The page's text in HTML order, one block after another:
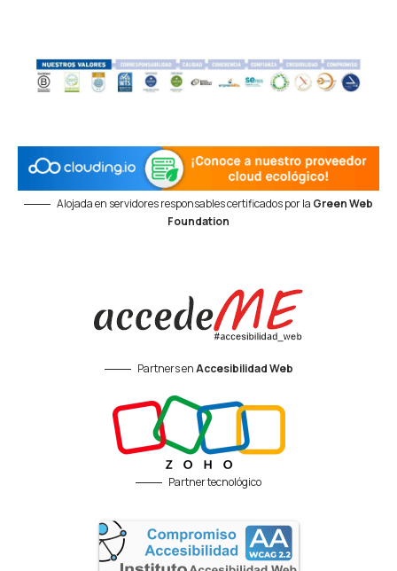
Alojada en servidores responsables certificados por la Green Web
Foundation
Partners enAccesibilidad Web
Partner tecnológico